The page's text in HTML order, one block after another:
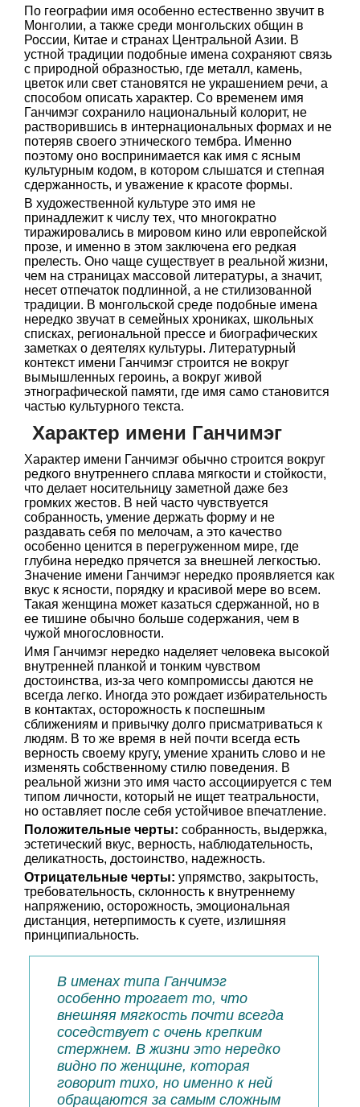
По географии имя особенно естественно звучит в
Монголии, а также среди монгольских общин в
России, Китае и странах Центральной Азии. В
устной традиции подобные имена сохраняют связь
с природной образностью, где металл, камень,
цветок или свет становятся не украшением речи, а
способом описать характер. Со временем имя
Ганчимэг сохранило национальный колорит, не
растворившись в интернациональных формах и не
потеряв своего этнического тембра. Именно
поэтому оно воспринимается как имя с ясным
культурным кодом, в котором слышатся и степная
сдержанность, и уважение к красоте формы.
В художественной культуре это имя не
принадлежит к числу тех, что многократно
тиражировались в мировом кино или европейской
прозе, и именно в этом заключена его редкая
прелесть. Оно чаще существует в реальной жизни,
чем на страницах массовой литературы, а значит,
несет отпечаток подлинной, а не стилизованной
традиции. В монгольской среде подобные имена
нередко звучат в семейных хрониках, школьных
списках, региональной прессе и биографических
заметках о деятелях культуры. Литературный
контекст имени Ганчимэг строится не вокруг
вымышленных героинь, а вокруг живой
этнографической памяти, где имя само становится
частью культурного текста.
Характер имени Ганчимэг
Характер имени Ганчимэг обычно строится вокруг
редкого внутреннего сплава мягкости и стойкости,
что делает носительницу заметной даже без
громких жестов. В ней часто чувствуется
собранность, умение держать форму и не
раздавать себя по мелочам, а это качество
особенно ценится в перегруженном мире, где
глубина нередко прячется за внешней легкостью.
Значение имени Ганчимэг нередко проявляется как
вкус к ясности, порядку и красивой мере во всем.
Такая женщина может казаться сдержанной, но в
ее тишине обычно больше содержания, чем в
чужой многословности.
Имя Ганчимэг нередко наделяет человека высокой
внутренней планкой и тонким чувством
достоинства, из-за чего компромиссы даются не
всегда легко. Иногда это рождает избирательность
в контактах, осторожность к поспешным
сближениям и привычку долго присматриваться к
людям. В то же время в ней почти всегда есть
верность своему кругу, умение хранить слово и не
изменять собственному стилю поведения. В
реальной жизни это имя часто ассоциируется с тем
типом личности, который не ищет театральности,
но оставляет после себя устойчивое впечатление.
Положительные черты: собранность, выдержка,
эстетический вкус, верность, наблюдательность,
деликатность, достоинство, надежность.
Отрицательные черты: упрямство, закрытость,
требовательность, склонность к внутреннему
напряжению, осторожность, эмоциональная
дистанция, нетерпимость к суете, излишняя
принципиальность.
В именах типа Ганчимэг
особенно трогает то, что
внешняя мягкость почти всегда
соседствует с очень крепким
стержнем. В жизни это нередко
видно по женщине, которая
говорит тихо, но именно к ней
обращаются за самым сложным